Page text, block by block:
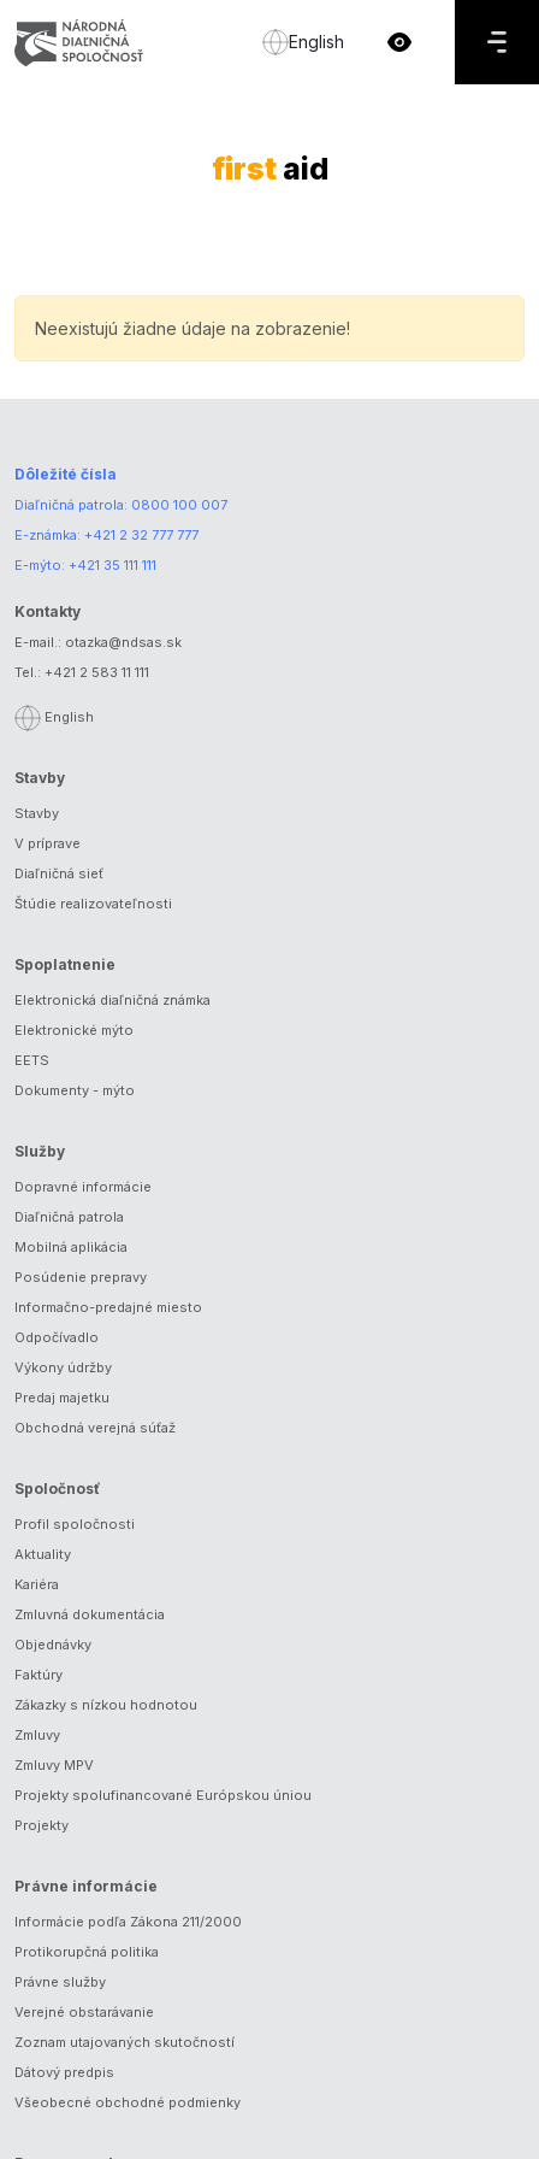
English
firstaid
Neexistujú žiadne údaje na zobrazenie!
Dôležité čísla
Diaľničná patrola: 0800 100 007
E-známka: +421 2 32 777 777
E-mýto: +421 35 111 111
Kontakty
E-mail.: otazka@ndsas.sk
Tel.: +421 2 583 11 111
English
Stavby
Stavby
V príprave
Diaľničná sieť
Štúdie realizovateľnosti
Spoplatnenie
Elektronická diaľničná známka
Elektronické mýto
EETS
Dokumenty - mýto
Služby
Dopravné informácie
Diaľničná patrola
Mobilná aplikácia
Posúdenie prepravy
Informačno-predajné miesto
Odpočívadlo
Výkony údržby
Predaj majetku
Obchodná verejná súťaž
Spoločnosť
Profil spoločnosti
Aktuality
Kariéra
Zmluvná dokumentácia
Objednávky
Faktúry
Zákazky s nízkou hodnotou
Zmluvy
Zmluvy MPV
Projekty spolufinancované Európskou úniou
Projekty
Právne informácie
Informácie podľa Zákona 211/2000
Protikorupčná politika
Právne služby
Verejné obstarávanie
Zoznam utajovaných skutočností
Dátový predpis
Všeobecné obchodné podmienky